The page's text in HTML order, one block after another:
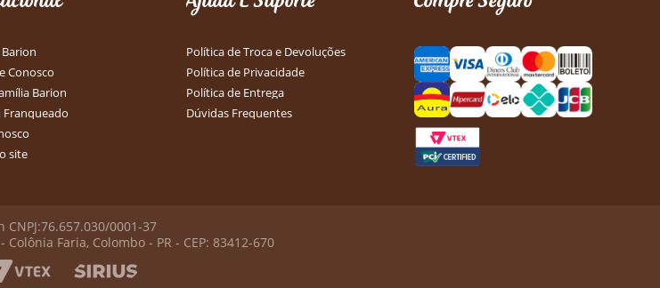
Conosco
Barion
Franqueado
site
Política de Troca e Devoluções
Política de Privacidade
Política de Entrega
Dúvidas Frequentes
CNPJ:76.657.030/0001-37
Colônia Faria, Colombo - PR - CEP: 83412-670